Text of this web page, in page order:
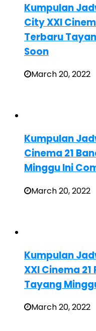
Kumpulan
City XXI
Terbaru
Soon
March 20, 2022
Kumpulan
Cinema 21
Minggu Ini
March 20, 2022
Kumpulan
XXI Cinema
Tayang
March 20, 2022